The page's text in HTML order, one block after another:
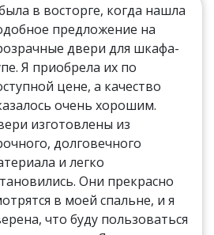
в восторге, когда нашла
предложение на
двери для шкафа-
Я приобрела их по
цене, а качество
очень хорошим.
изготовлены из
долговечного
и легко
Они прекрасно
в моей спальне, и я
что буду пользоваться